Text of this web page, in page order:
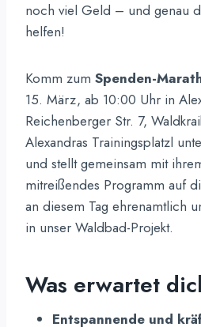
noch viel Geld – und genau
helfen!
Komm zum Spenden-
15. März, ab 10:00 Uhr in
Reichenberger Str. 7,
Alexandras Trainingsplatzl
und stellt gemeinsam mit
mitreißendes Programm auf
an diesem Tag ehrenamtlich
in unser Waldbad-Projekt.
Was erwartet
Entspannende und